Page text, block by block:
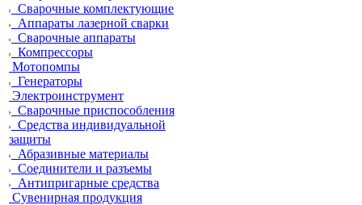
Сварочные комплектующие
Аппараты лазерной сварки
Сварочные аппараты
Компрессоры
Мотопомпы
Генераторы
Электроинструмент
Сварочные приспособления
Средства индивидуальной
защиты
Абразивные материалы
Соединители и разъемы
Антипригарные средства
Сувенирная продукция